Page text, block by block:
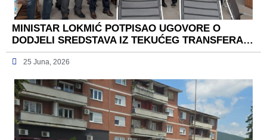
MINISTAR LOKMIĆ POTPISAO UGOVORE O
DODJELI SREDSTAVA IZ TEKUĆEG TRANSFERA…
25 Juna, 2026